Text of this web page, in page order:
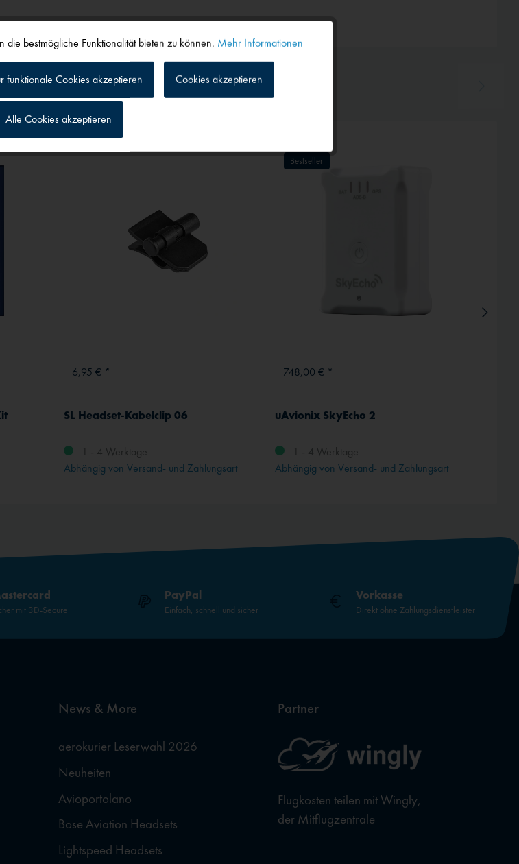
6,95 € *
SL Headset-Kabelclip 06
1 - 4 Werktage
Abhängig von Versand- und Zahlungsart
Bestseller
748,00 € *
uAvionix SkyEcho 2
1 - 4 Werktage
Abhängig von Versand- und Zahlungsart
mit 3D-Secure
PayPal
Einfach, schnell und sicher
Vorkasse
Direkt ohne Zahlungsdienstleister
News & More
aerokurier Leserwahl 2026
Neuheiten
Avioportolano
Bose Aviation Headsets
Lightspeed Headsets
Partner
Flugkosten teilen mit Wingly,
der Mitflugzentrale
Inaktiv
bestmögliche Funktionalität bieten zu können. Mehr Informationen
funktionale Cookies akzeptieren Cookies akzeptieren
Alle Cookies akzeptieren